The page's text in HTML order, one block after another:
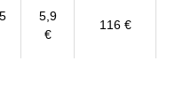
5,9
€
116 €